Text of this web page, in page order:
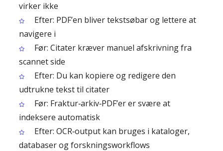
virker ikke
Efter: PDF’en bliver tekstsøbar og lettere at
navigere i
Før: Citater kræver manuel afskrivning fra
scannet side
Efter: Du kan kopiere og redigere den
udtrukne tekst til citater
Før: Fraktur‑arkiv‑PDF’er er svære at
indeksere automatisk
Efter: OCR‑output kan bruges i kataloger,
databaser og forskningsworkflows